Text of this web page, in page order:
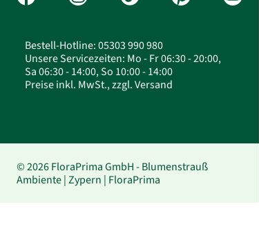
Bestell-Hotline: 05303 990 980
Unsere Servicezeiten: Mo - Fr 06:30 - 20:00,
Sa 06:30 - 14:00, So 10:00 - 14:00
Preise inkl. MwSt., zzgl. Versand
© 2026 FloraPrima GmbH - Blumenstrauß
Ambiente | Zypern | FloraPrima